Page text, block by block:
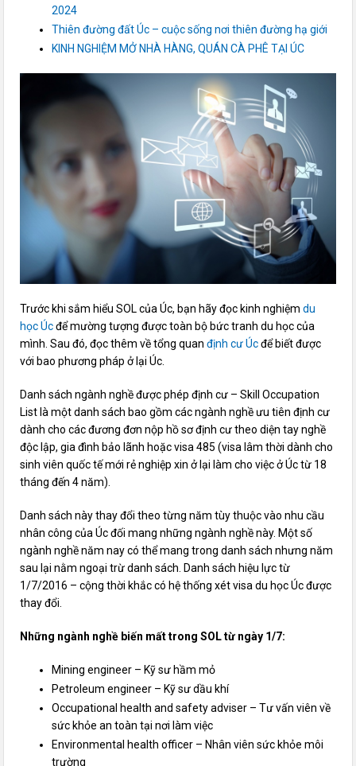
2024
Thiên đường đất Úc – cuộc sống nơi thiên đường hạ giới
KINH NGHIỆM MỞ NHÀ HÀNG, QUÁN CÀ PHÊ TẠI ÚC
Trướckhi sắm hiểu SOL của Úc, bạn hãy đọc kinh nghiệmdu
học Úcđểmường tượng đượctoàn bộbức tranh du học của
mình. Sau đó, đọc thêm về tổng quanđịnh cư Úcđể biết được
với baophương pháp ở lại Úc.
Danh sách ngành nghề được phép định cư – Skill Occupation
List làmộtdanh sách bao gồmcácngành nghề ưu tiên định cư
dành chocácđương đơn nộphồ sơđịnh cư theo diện tay nghề
độc lập, gia đình bảo lãnh hoặc visa 485 (visalâm thời dành cho
sinh viên quốc tế mớirẻnghiệp xin ở lạilàm cho việc ở Úc từ 18
thángđến 4 năm).
Danh sách nàythay đổi theo từng năm tùy thuộc vào nhu cầu
nhân công của Úc đốimang những ngành nghề này. Một số
ngành nghề năm naycó thểmang trong danh sách nhưng năm
sau lại nằmngoại trừdanh sách. Danh sách hiệu lực từ
1/7/2016 –cộng thời khắc có hệ thống xét visa du học Úc được
thay đổi.
Những ngành nghề biến mất trong SOL từ ngày 1/7:
Mining engineer – Kỹ sư hầm mỏ
Petroleum engineer – Kỹ sư dầu khí
Occupational health and safety adviser – Tư vấn viên về
sức khỏe an toàn tại nơilàm việc
Environmental health officer – Nhân viên sức khỏe môi
trường